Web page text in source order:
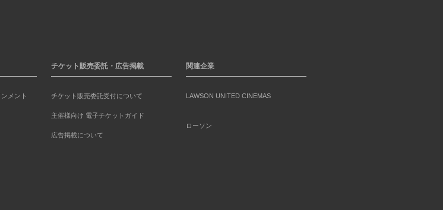
メント
チケット販売委託・広告掲載
チケット販売委託受付について
主催様向け 電子チケットガイド
広告掲載について
関連企業
LAWSON UNITED CINEMAS
ローソン